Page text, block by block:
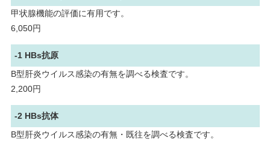
甲状腺機能の評価に有用です。
6,050円
-1 HBs抗原
B型肝炎ウイルス感染の有無を調べる検査です。
2,200円
-2 HBs抗体
B型肝炎ウイルス感染の有無・既往を調べる検査です。